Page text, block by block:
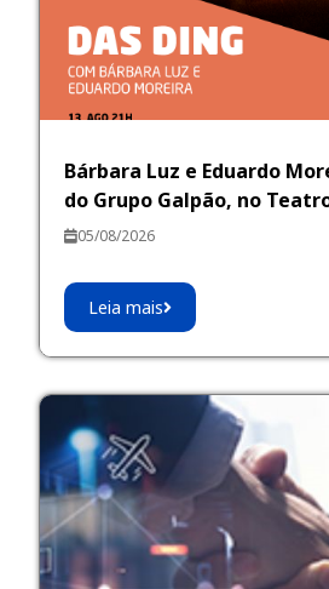
Bárbara Luz e Eduardo
do Grupo Galpão, no
05/08/2026
Leia mais